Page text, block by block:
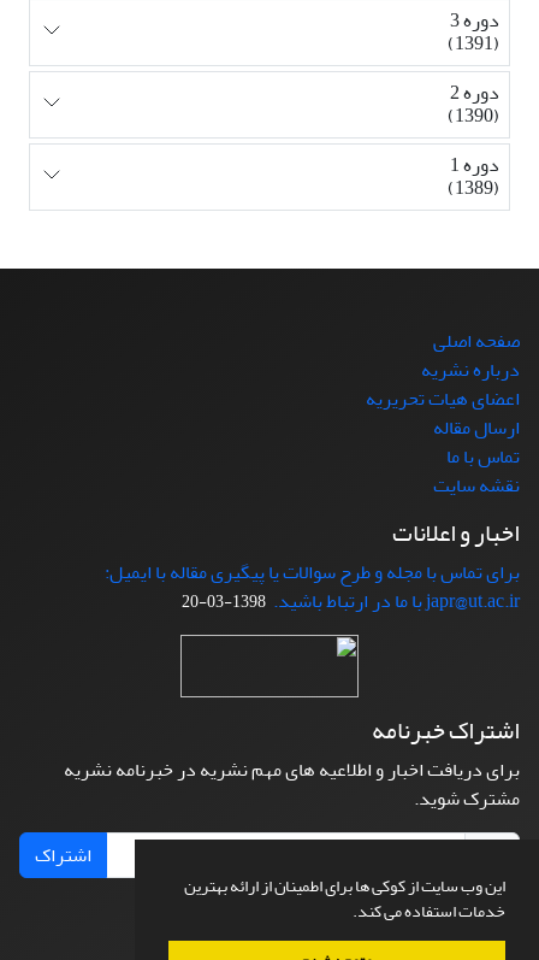
این وب سایت از کوکی ها برای اطمینان از ارائه بهترین
خدمات استفاده می کند.
دوره 3
(1391)
دوره 2
(1390)
دوره 1
(1389)
صفحه اصلی
درباره نشریه
اعضای هیات تحریریه
ارسال مقاله
تماس با ما
نقشه سایت
اخبار و اعلانات
برای تماس با مجله و طرح سوالات یا پیگیری مقاله با ایمیل:
japr@ut.ac.ir با ما در ارتباط باشید.
1398-03-20
اشتراک خبرنامه
برای دریافت اخبار و اطلاعیه های مهم نشریه در خبرنامه نشریه
مشترک شوید.
اشتراک